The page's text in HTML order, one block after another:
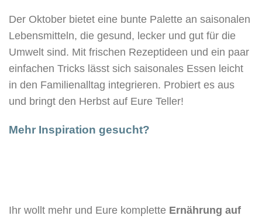
Der Oktober bietet eine bunte Palette an saisonalen
Lebensmitteln, die gesund, lecker und gut für die
Umwelt sind. Mit frischen Rezeptideen und ein paar
einfachen Tricks lässt sich saisonales Essen leicht
in den Familienalltag integrieren. Probiert es aus
und bringt den Herbst auf Eure Teller!
Mehr Inspiration gesucht?
Ihr wollt mehr und Eure komplette Ernährung auf